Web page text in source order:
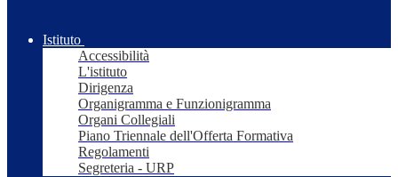
Istituto
Accessibilità
L'istituto
Dirigenza
Organigramma e Funzionigramma
Organi Collegiali
Piano Triennale dell'Offerta Formativa
Regolamenti
Segreteria - URP